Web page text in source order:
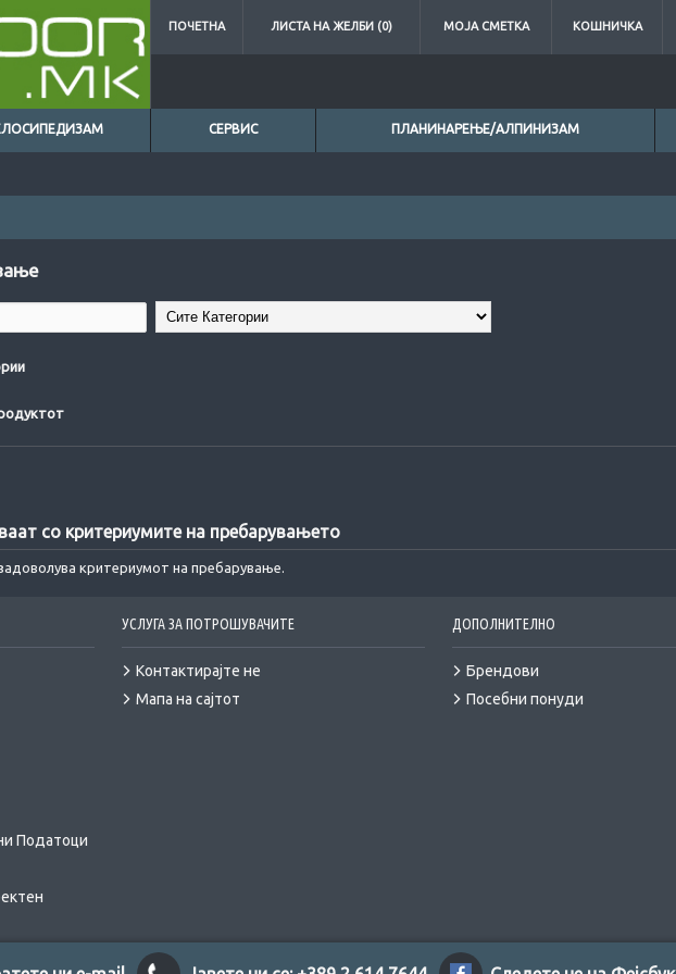
ПОЧЕТНА ЛИСТА НА ЖЕЛБИ (0) МОЈА СМЕТКА КОШНИЧКА
СЕРВИС ПЛАНИНАРЕЊЕ/АЛПИНИЗАМ
со критериумите на пребарувањето
критериумот на пребарување.
Податоци
УСЛУГА ЗА ПОТРОШУВАЧИТЕ
Контактирајте не
Мапа на сајтот
ДОПОЛНИТЕЛНО
Брендови
Посебни понуди